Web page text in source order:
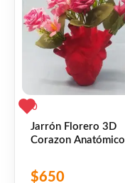
0
Jarrón Florero 3D
Corazon Anatómico
$650